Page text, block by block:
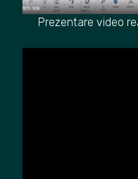
Prezentare video